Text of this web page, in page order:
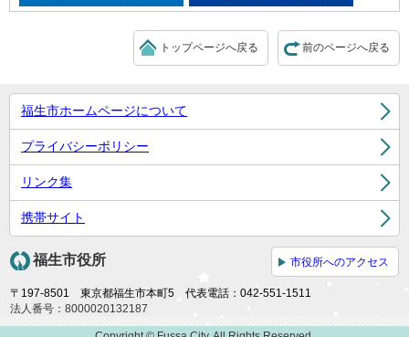
前のページへ戻る
トップページへ戻る
福生市ホームページについて
プライバシーポリシー
リンク集
携帯サイト
福生市役所 市役所へのアクセス
〒197-8501 東京都福生市本町5 代表電話：042-551-1511
法人番号：8000020132187